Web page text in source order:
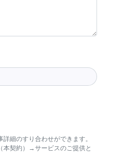
細のすり合わせができます。
本契約）→サービスのご提供と